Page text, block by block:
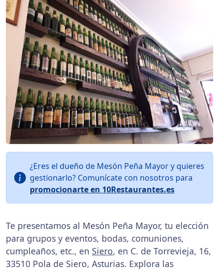
¿Eres el dueño de Mesón Peña Mayor y quieres
gestionarlo? Comunícate con nosotros para
promocionarte en 10Restaurantes.es
Te presentamos al Mesón Peña Mayor, tu elección
para grupos y eventos, bodas, comuniones,
cumpleaños, etc., en Siero, en C. de Torrevieja, 16,
33510 Pola de Siero, Asturias. Explora las